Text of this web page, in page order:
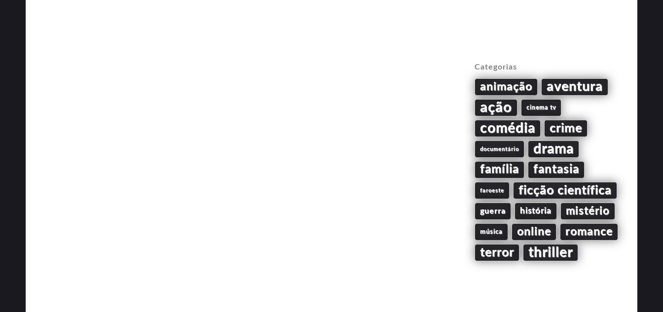
Categorias
animação aventura
ação cinema tv
comédia crime
documentário drama
família fantasia
faroeste ficção científica
guerra história mistério
música online romance
terror thriller